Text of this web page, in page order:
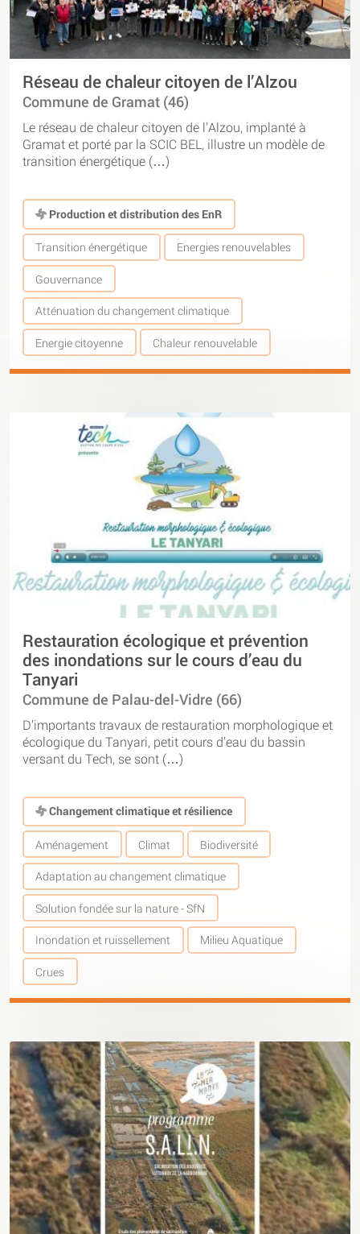
Réseau de chaleur citoyen de l’Alzou
Commune de Gramat (46)
Le réseau de chaleur citoyen de l’Alzou, implanté à
Gramat et porté par la SCIC BEL, illustre un modèle de
transition énergétique (…)
Production et distribution des EnR
Transition énergétique Energies renouvelables
Gouvernance
Atténuation du changement climatique
Energie citoyenne Chaleur renouvelable
Restauration écologique et prévention
des inondations sur le cours d’eau du
Tanyari
Commune de Palau-del-Vidre (66)
D’importants travaux de restauration morphologique et
écologique du Tanyari, petit cours d’eau du bassin
versant du Tech, se sont (…)
Changement climatique et résilience
Aménagement Climat Biodiversité
Adaptation au changement climatique
Solution fondée sur la nature - SfN
Inondation et ruissellement Milieu Aquatique
Crues